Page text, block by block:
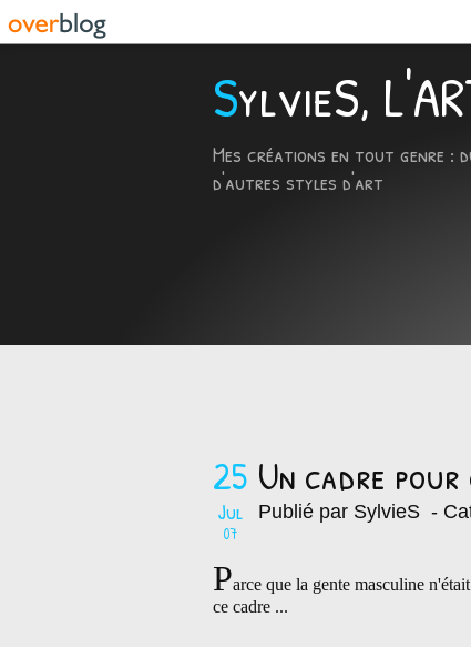
SylvieS,
Mes créations en tout genre :
d'autres styles d'art
25
Jul
07
Un cadre pour
Publié par SylvieS -
Parce que la gente masculine
ce cadre ...